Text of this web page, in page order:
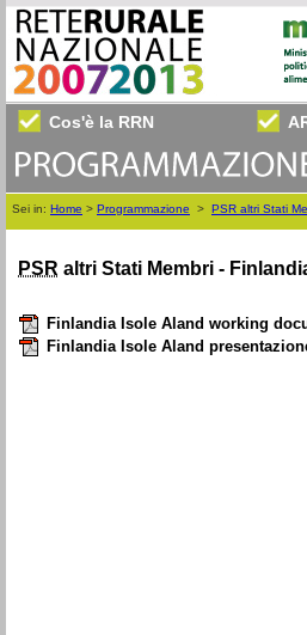
Cos'è la RRN
Sei in: Home > Programmazione > PSR altri Stati
PSR altri Stati Membri -
Finlandia Isole Aland working
Finlandia Isole Aland